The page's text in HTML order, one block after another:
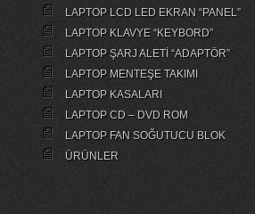
LAPTOP LCD LED EKRAN “PANEL”
LAPTOP KLAVYE “KEYBORD”
LAPTOP ŞARJ ALETİ “ADAPTÖR”
LAPTOP MENTEŞE TAKIMI
LAPTOP KASALARI
LAPTOP CD – DVD ROM
LAPTOP FAN SOĞUTUCU BLOK
ÜRÜNLER